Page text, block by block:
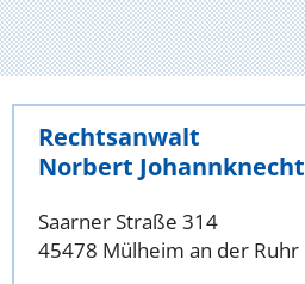
Rechtsanwalt
Norbert Johannknecht
Saarner Straße 314
45478 Mülheim an der Ruhr